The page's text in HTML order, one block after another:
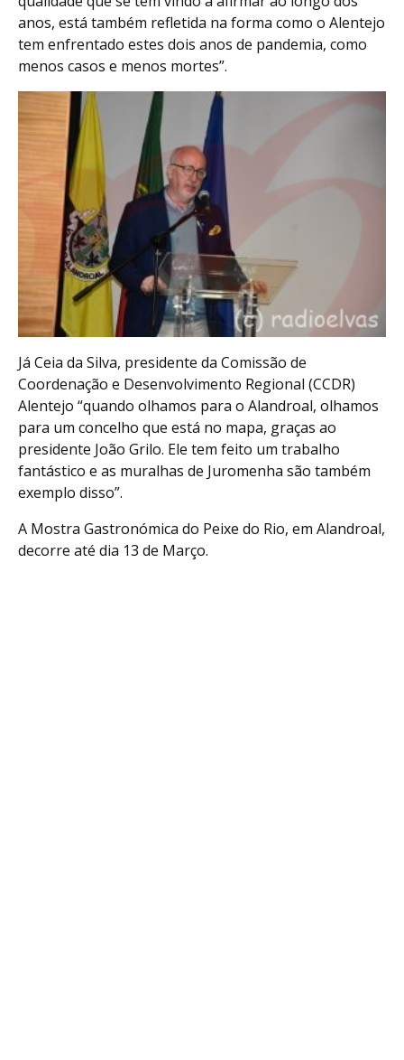
anos, está também refletida na forma como o Alentejo
tem enfrentado estes dois anos de pandemia, como
menos casos e menos mortes”.
Já Ceia da Silva, presidente da Comissão de
Coordenação e Desenvolvimento Regional (CCDR)
Alentejo “quando olhamos para o Alandroal, olhamos
para um concelho que está no mapa, graças ao
presidente João Grilo. Ele tem feito um trabalho
fantástico e as muralhas de Juromenha são também
exemplo disso”.
A Mostra Gastronómica do Peixe do Rio, em Alandroal,
decorre até dia 13 de Março.